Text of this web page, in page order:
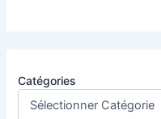
Catégories